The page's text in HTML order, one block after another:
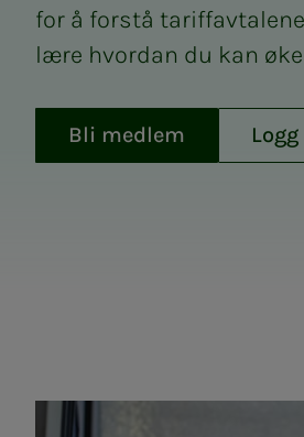
for å forstå
lære hvordan du kan
Bli medlem